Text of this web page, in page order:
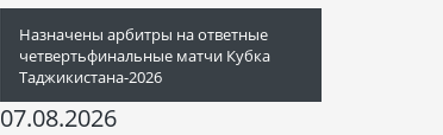
Назначены арбитры на ответные
четвертьфинальные матчи Кубка
Таджикистана-2026
07.08.2026